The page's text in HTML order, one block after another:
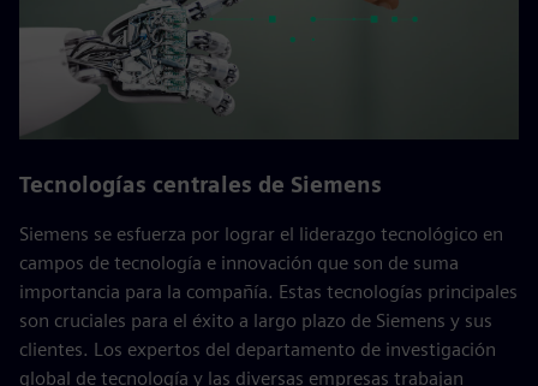
Tecnologías centrales de Siemens
Siemens se esfuerza por lograr el liderazgo tecnológico en
campos de tecnología e innovación que son de suma
importancia para la compañía. Estas tecnologías principales
son cruciales para el éxito a largo plazo de Siemens y sus
clientes. Los expertos del departamento de investigación
global de tecnología y las diversas empresas trabajan